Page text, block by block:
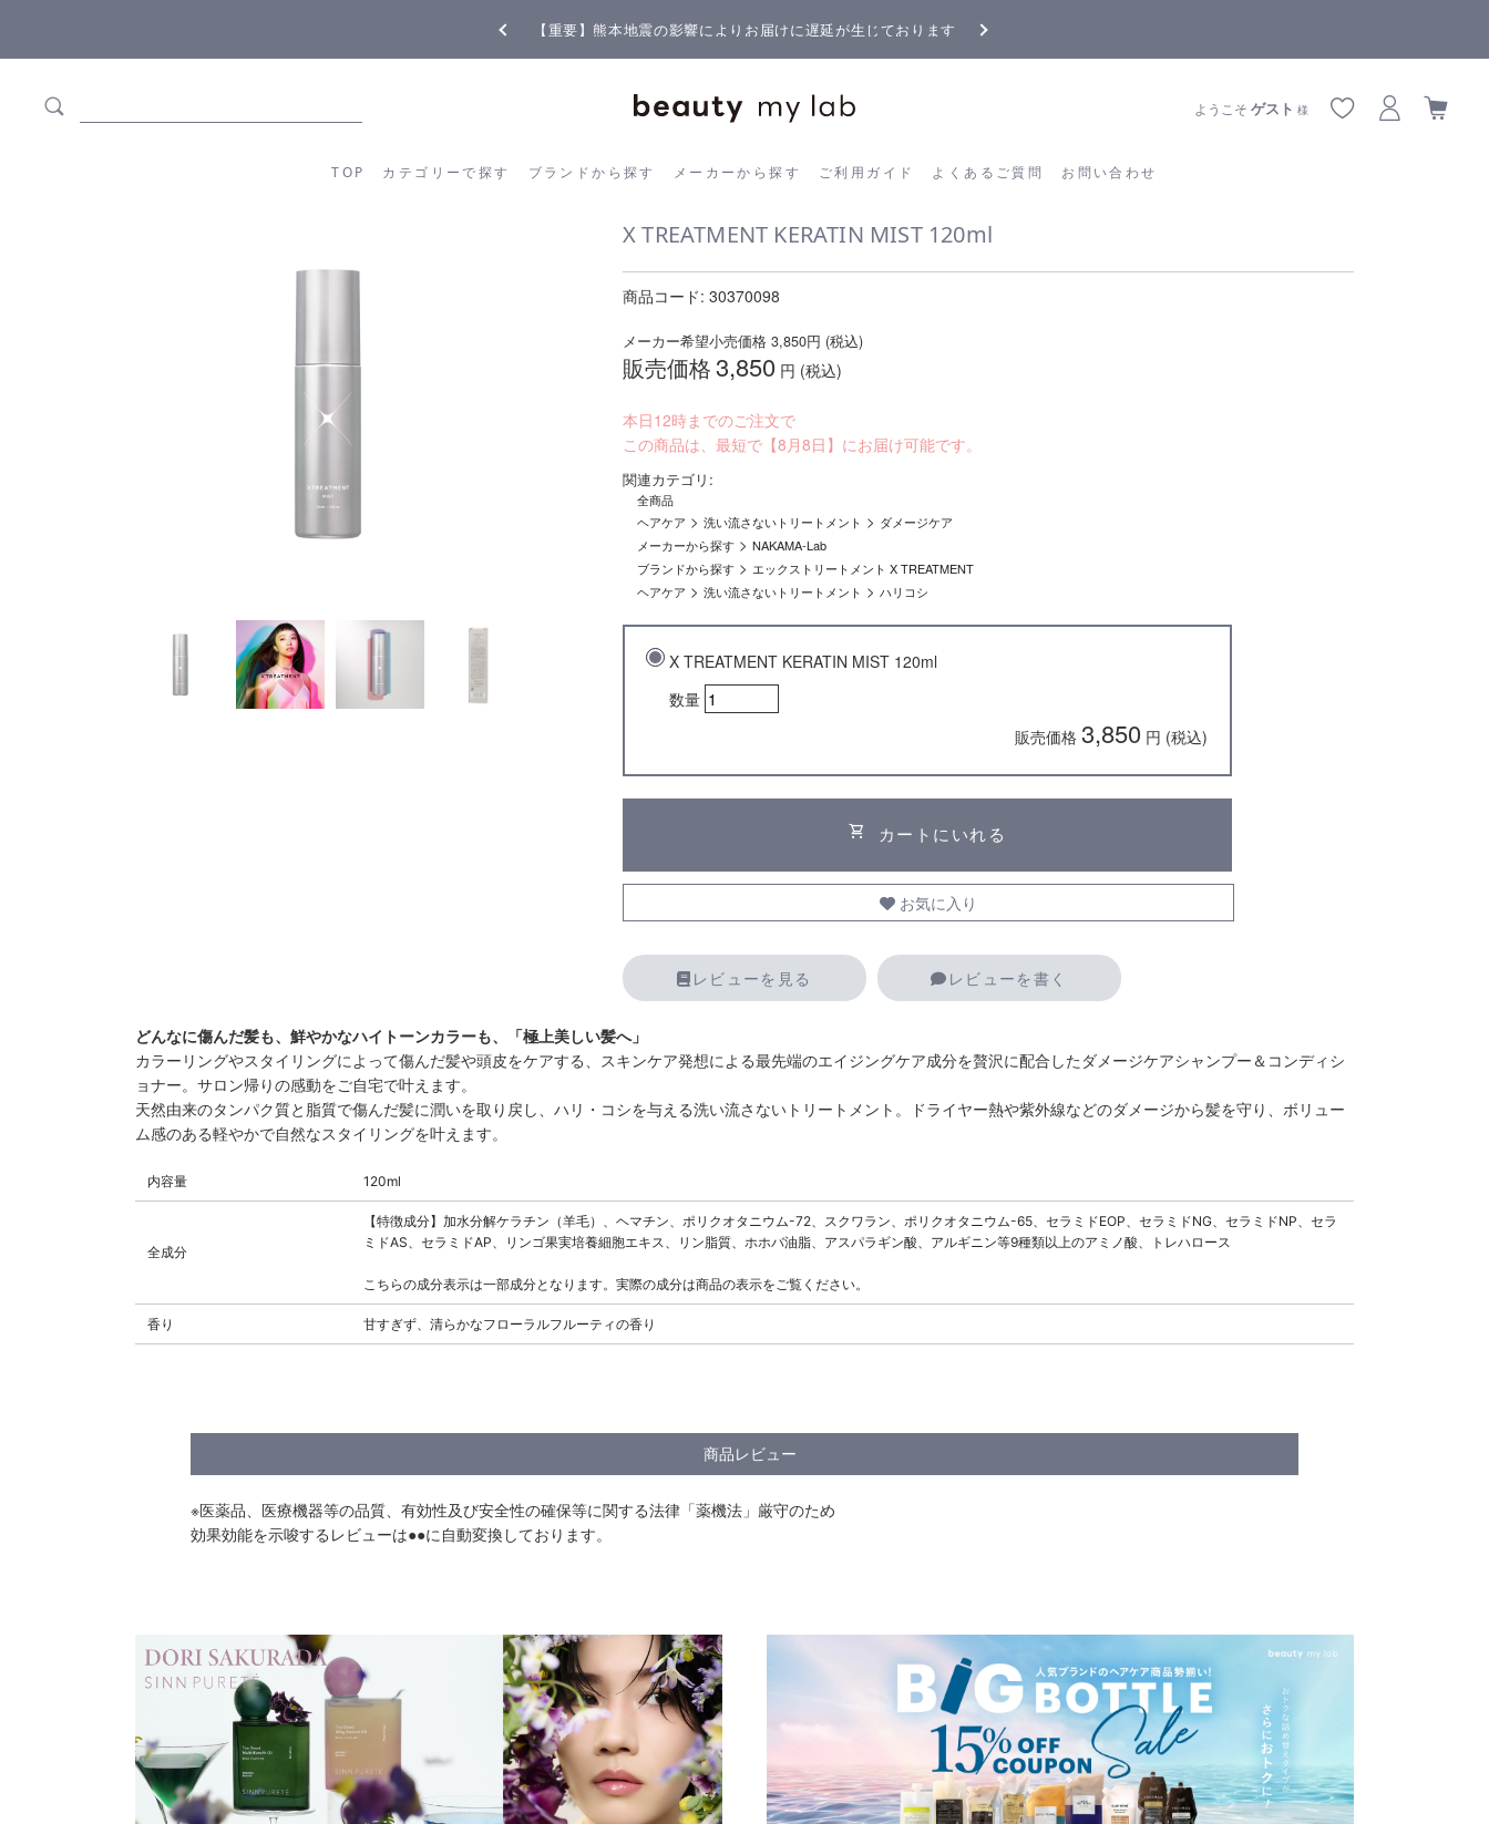
【重要】熊本地震の影響によりお届けに遅延が生じております
TOP カテゴリーで探す ブランドから探す メーカーから探す ご利用ガイド よくあるご質問 お問い合わせ
ようこそゲスト 様
カテゴリーから探す ブランドから探す メーカーから探す ご利用ガイド よくあるご質問
X TREATMENT KERATIN MIST 120ml
商品コード: 30370098
メーカー希望小売価格 3,850円 (税込)
販売価格3,850 円 (税込)
本日12時までのご注文で
この商品は、最短で【8月8日】にお届け可能です。
関連カテゴリ:
全商品
ヘアケア >洗い流さないトリートメント > ダメージケア
メーカーから探す >NAKAMA-Lab
ブランドから探す >エックストリートメント X TREATMENT
ヘアケア >洗い流さないトリートメント >ハリコシ
X TREATMENT KERATIN MIST 120ml
数量
販売価格 3,850 円 (税込)
shopping_cart カートにいれる
お気に入り
レビューを見る レビューを書く
どんなに傷んだ髪も、鮮やかなハイトーンカラーも、「極上美しい髪へ」
カラーリングやスタイリングによって傷んだ髪や頭皮をケアする、スキンケア発想による最先端のエイジングケア成分を贅沢に配合したダメージケアシャンプー＆コンディシ
ョナー。サロン帰りの感動をご自宅で叶えます。
天然由来のタンパク質と脂質で傷んだ髪に潤いを取り戻し、ハリ・コシを与える洗い流さないトリートメント。ドライヤー熱や紫外線などのダメージから髪を守り、ボリュー
ム感のある軽やかで自然なスタイリングを叶えます。
内容量 120ml
全成分
【特徴成分】加水分解ケラチン（羊毛）、ヘマチン、ポリクオタニウム-72、スクワラン、ポリクオタニウム-65、セラミドEOP、セラミドNG、セラミドNP、セラ
ミドAS、セラミドAP、リンゴ果実培養細胞エキス、リン脂質、ホホバ油脂、アスパラギン酸、アルギニン等9種類以上のアミノ酸、トレハロース
こちらの成分表示は一部成分となります。実際の成分は商品の表示をご覧ください。
香り 甘すぎず、清らかなフローラルフルーティの香り
商品レビュー
※医薬品、医療機器等の品質、有効性及び安全性の確保等に関する法律「薬機法」厳守のため
効果効能を示唆するレビューは●●に自動変換しております。